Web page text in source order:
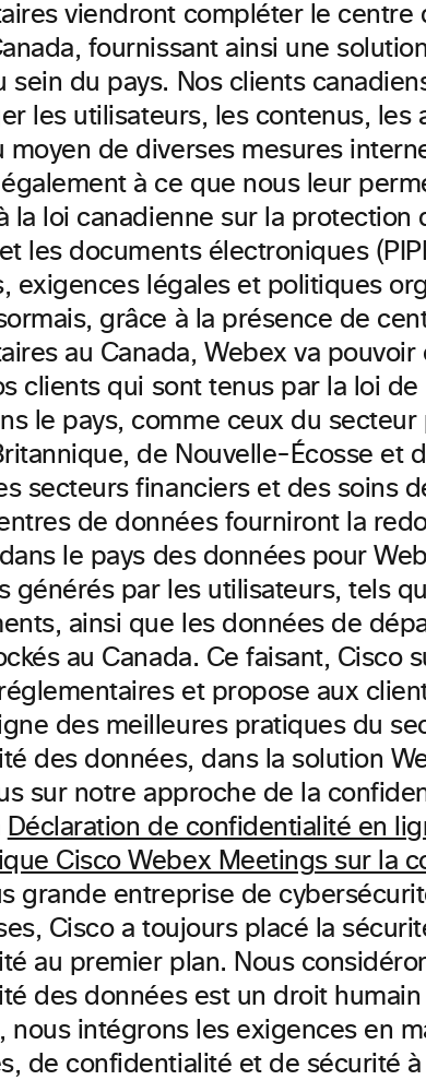
viendront compléter le centre
fournissant ainsi une
sein du pays. Nos clients
les utilisateurs, les contenus, les
moyen de diverses mesures
à ce que nous leur
la loi canadienne sur la protection
les documents électroniques
exigences légales et politiques
grâce à la présence de
au Canada, Webex va
clients qui sont tenus par la loi
le pays, comme ceux du
de Nouvelle-Écosse et
secteurs financiers et des soins
de données fourniront la
le pays des données pour
générés par les utilisateurs, tels
ainsi que les données de
au Canada. Ce faisant, Cisco
et propose aux
des meilleures pratiques du
des données, dans la solution
sur notre approche de la
Déclaration de confidentialité en
Cisco Webex Meetings sur la
grande entreprise de
Cisco a toujours placé la
au premier plan. Nous
des données est un droit
nous intégrons les exigences en
de confidentialité et de sécurité